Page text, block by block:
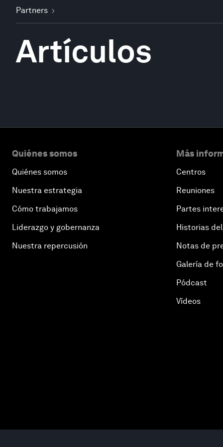
Partners
Artículos
Quiénes somos
Quiénes somos
Nuestra estrategia
Cómo trabajamos
Liderazgo y gobernanza
Nuestra repercusión
Más
Centros
Reuniones
Partes
Historias
Notas de
Galería de
Pódcast
Vídeos